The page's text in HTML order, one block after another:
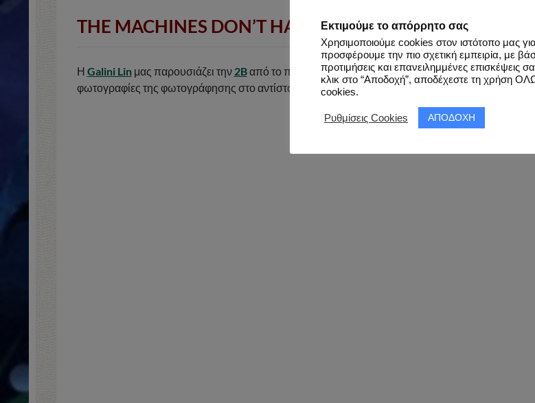
THE MACHINES DON’T HAVE FEELINGS !
Η Galini Linμας παρουσιάζει την 2Bαπό το παιχνίδιNier: Automata! Λήφθηκε εκ μέρους του
φωτογραφίες της φωτογράφησης στο αντίστοιχο
Facebook άλμπουμ !
Εκτιμούμε το απόρρητο σας
Χρησιμοποιούμε cookies στον ιστότοπο μας
προσφέρουμε την πιο σχετική εμπειρία, με
προτιμήσεις και επανειλημμένες επισκέψεις
κλικ στο “Αποδοχή”, αποδέχεστε τη χρήση
cookies.
Ρυθμίσεις Cookies ΑΠΟΔΟΧΗ